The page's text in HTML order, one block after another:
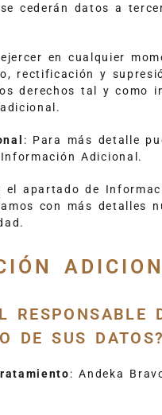
cederán datos a
en cualquier
rectificación y
derechos tal y como
: Para más detalle
Adicional.
el apartado de
con más detalles
RESPONSABLE
DE SUS DATOS?
: Andeka